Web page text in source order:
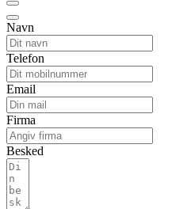
Navn
Telefon
Email
Firma
Besked